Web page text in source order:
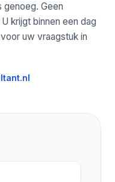
Geen
krijgt binnen een dag
uw vraagstuk in